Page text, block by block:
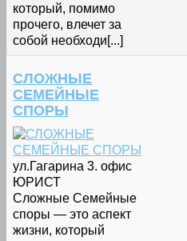
который, помимо
прочего, влечет за
собой необходи[...]
СЛОЖНЫЕ
СЕМЕЙНЫЕ
СПОРЫ
ул.Гагарина 3. офис
ЮРИСТ
Сложные Семейные
споры — это аспект
жизни, который